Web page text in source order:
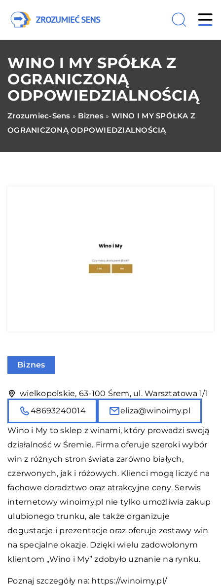
WINO I MY SPÓŁKA Z
OGRANICZONĄ
ODPOWIEDZIALNOŚCIĄ
Zrozumiec-Sens » Biznes» WINO I MY SPÓŁKA Z
OGRANICZONĄ ODPOWIEDZIALNOŚCIĄ
Biznes
wielkopolskie, 63-100 Śrem, ul. Warsztatowa 1/1
48693240014
eliza@winoimy.pl
Wino i My to sklep z winami, który prowadzi swoją
działalność w Śremie. Firma oferuje szeroki wybór
win z różnych stron świata zarówno białych,
czerwonych, jak i różowych. Klienci mogą liczyć na
fachowe doradztwo oraz atrakcyjne ceny. Serwis
internetowy winoimy.pl nie tylko umożliwia zakup
ulubionego trunku, ale także organizuje
degustacje i prezentacje oraz oferuje zestawy win
na specjalne okazje. Dzięki wielu zadowolonym
klientom „Wino i My” zdobyło uznanie na rynku.
Poznaj szczegóły na: https://winoimy.pl/